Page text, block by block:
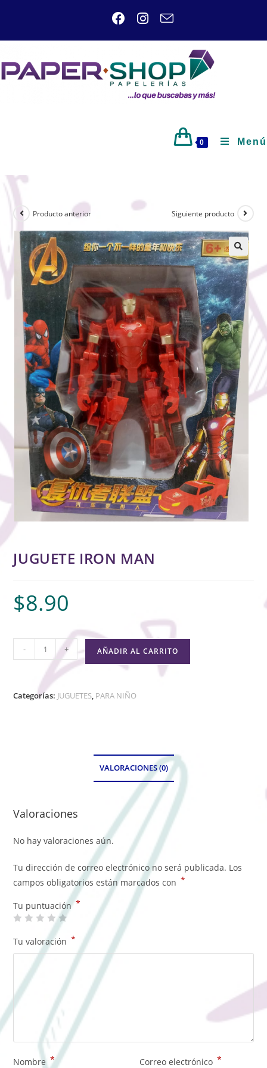
0 Menú
Producto anterior Siguiente producto
🔍
JUGUETE IRON MAN
$8.90
- + AÑADIR AL CARRITO
Categorías: JUGUETES, PARA NIÑO
VALORACIONES (0)
Valoraciones
No hay valoraciones aún.
Tu dirección de correo electrónico no será publicada. Los
campos obligatorios están marcados con *
Tu puntuación*
Tu valoración *
Nombre * Correo electrónico *